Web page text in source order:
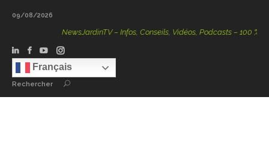
09/08/2026
NewsJardinTV – Infos, Conseils, Vidéos, Podcasts – 100 % Nature
Français
Rechercher